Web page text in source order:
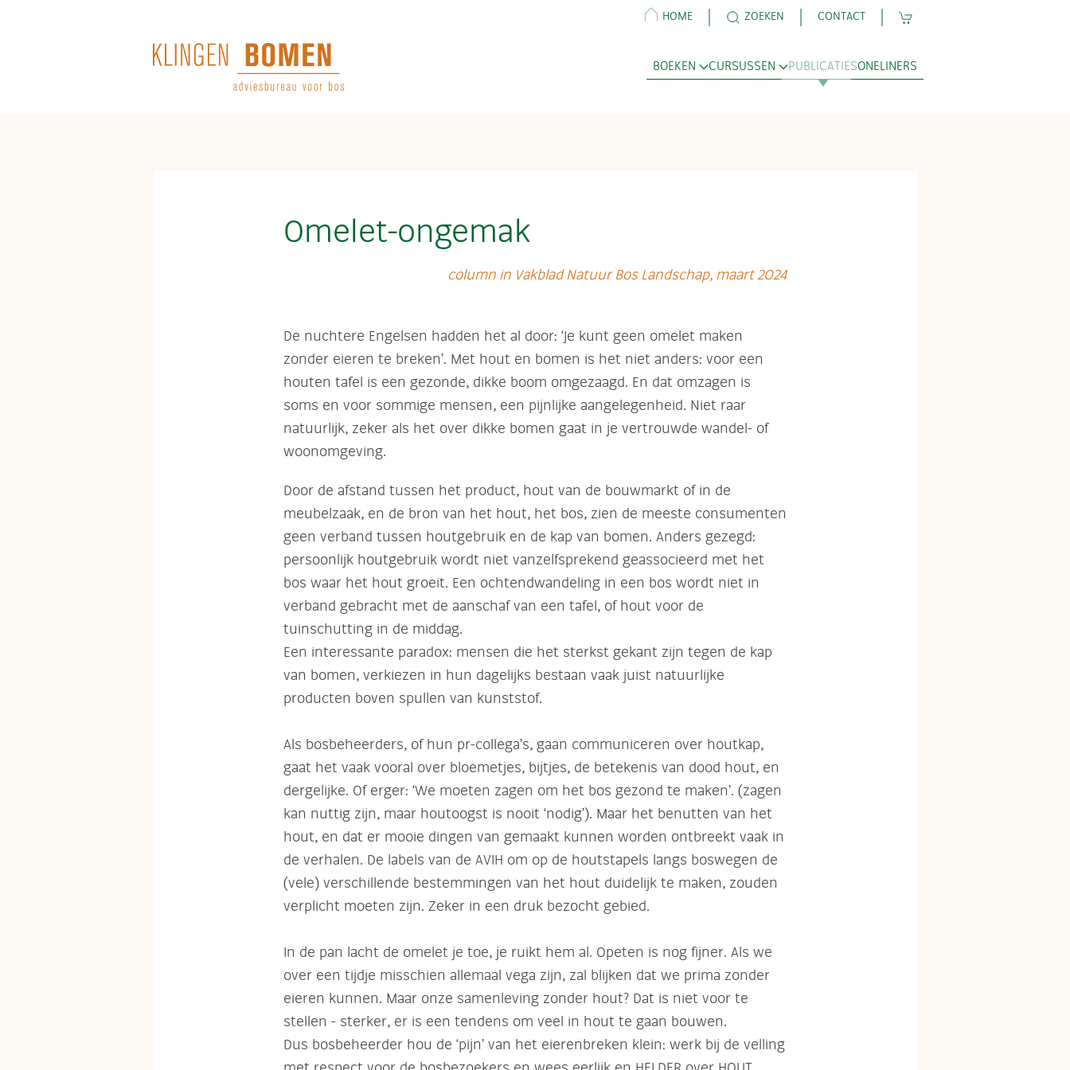
Terug naar hoofdinhoud
HOME ZOEKEN CONTACT
BOEKEN CURSUSSEN PUBLICATIESONELINERS
Omelet-ongemak
column in Vakblad Natuur Bos Landschap, maart 2024
De nuchtere Engelsen hadden het al door: ‘Je kunt geen omelet maken
zonder eieren te breken’. Met hout en bomen is het niet anders: voor een
houten tafel is een gezonde, dikke boom omgezaagd. En dat omzagen is
soms en voor sommige mensen, een pijnlijke aangelegenheid. Niet raar
natuurlijk, zeker als het over dikke bomen gaat in je vertrouwde wandel- of
woonomgeving.
Door de afstand tussen het product, hout van de bouwmarkt of in de
meubelzaak, en de bron van het hout, het bos, zien de meeste consumenten
geen verband tussen houtgebruik en de kap van bomen. Anders gezegd:
persoonlijk houtgebruik wordt niet vanzelfsprekend geassocieerd met het
bos waar het hout groeit. Een ochtendwandeling in een bos wordt niet in
verband gebracht met de aanschaf van een tafel, of hout voor de
tuinschutting in de middag.
Een interessante paradox: mensen die het sterkst gekant zijn tegen de kap
van bomen, verkiezen in hun dagelijks bestaan vaak juist natuurlijke
producten boven spullen van kunststof.
Als bosbeheerders, of hun pr-collega’s, gaan communiceren over houtkap,
gaat het vaak vooral over bloemetjes, bijtjes, de betekenis van dood hout, en
dergelijke. Of erger: ‘We moeten zagen om het bos gezond te maken’. (zagen
kan nuttig zijn, maar houtoogst is nooit ‘nodig’). Maar het benutten van het
hout, en dat er mooie dingen van gemaakt kunnen worden ontbreekt vaak in
de verhalen. De labels van de AVIH om op de houtstapels langs boswegen de
(vele) verschillende bestemmingen van het hout duidelijk te maken, zouden
verplicht moeten zijn. Zeker in een druk bezocht gebied.
In de pan lacht de omelet je toe, je ruikt hem al. Opeten is nog fijner. Als we
over een tijdje misschien allemaal vega zijn, zal blijken dat we prima zonder
eieren kunnen. Maar onze samenleving zonder hout? Dat is niet voor te
stellen - sterker, er is een tendens om veel in hout te gaan bouwen.
Dus bosbeheerder hou de ‘pijn’ van het eierenbreken klein: werk bij de velling